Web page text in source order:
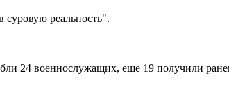
суровую реальность".
24 военнослужащих, еще 19 получили